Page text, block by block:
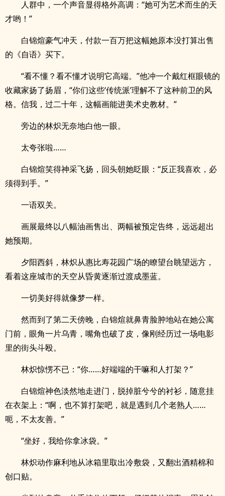
人群中，一个声音显得格外高调：“她可为艺术而生的天
才哟！”
白锦煊豪气冲天，付款一百万把这幅她原本没打算出售
的《自语》买下。
“看不懂？看不懂才说明它高端。”他冲一个戴红框眼镜的
收藏家扬了扬眉，“你们这些‘传统派’理解不了这种前卫的风
格。信我，过二十年，这幅画能进美术史教材。”
旁边的林炽无奈地白他一眼。
太夸张啦……
白锦煊笑得神采飞扬，回头朝她眨眼：“反正我喜欢，必
须得到手。”
一语双关。
画展最终以八幅油画售出、两幅被预定告终，远远超出
她预期。
夕阳西斜，林炽从惠比寿花园广场的瞭望台眺望远方，
看着这座城市的天空从昏黄逐渐过渡成墨蓝。
一切美好得就像梦一样。
然而到了第二天傍晚，白锦煊就鼻青脸肿地站在她公寓
门前，眼角一片乌青，嘴角也破了皮，像刚经历过一场电影
里的街头斗殴。
林炽惊愣不已：“你……好端端的干嘛和人打架？”
白锦煊神色淡然地走进门，脱掉脏兮兮的衬衫，随意挂
在衣架上：“啊，也不算打架吧，就是遇到几个老熟人……
呃，不太友善。”
“坐好，我给你拿冰袋。”
林炽动作麻利地从冰箱里取出冷敷袋，又翻出酒精棉和
创口贴。